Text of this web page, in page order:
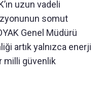
uzun vadeli
somut
Genel Müdürü
artık yalnızca enerji
milli güvenlik